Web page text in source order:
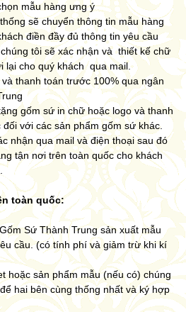
mẫu hàng ưng ý
sẽ chuyển thông tin mẫu hàng
điền đầy đủ thông tin yêu cầu
tôi sẽ xác nhận và thiết kế chữ
lại cho quý khách qua mail.
thanh toán trước 100% qua ngân
gốm sứ in chữ hoặc logo và thanh
với các sản phẩm gốm sứ khác.
nhận qua mail và điện thoại sau đó
tận nơi trên toàn quốc cho khách
toàn quốc:
Sứ Thành Trung sản xuất mẫu
cầu. (có tính phí và giảm trừ khi kí
hoặc sản phẩm mẫu (nếu có) chúng
hai bên cùng thống nhất và ký hợp